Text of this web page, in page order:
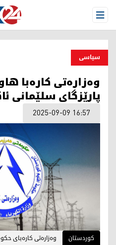
Open Menu
سیاسی
وەزارەتی کارەبا
پارێزگای سلێمانی
2025-09-09 16:57
کوردستان وەزارەتی کارەبای